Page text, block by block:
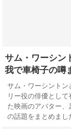
サム・ワーシン
我で車椅子の噂
サム・ワーシント
リー役の俳優とし
た映画のアバター
の話題をまとめまし